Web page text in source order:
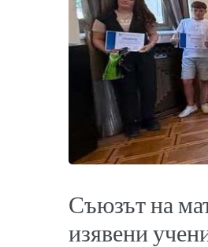
Съюзът на
изявени